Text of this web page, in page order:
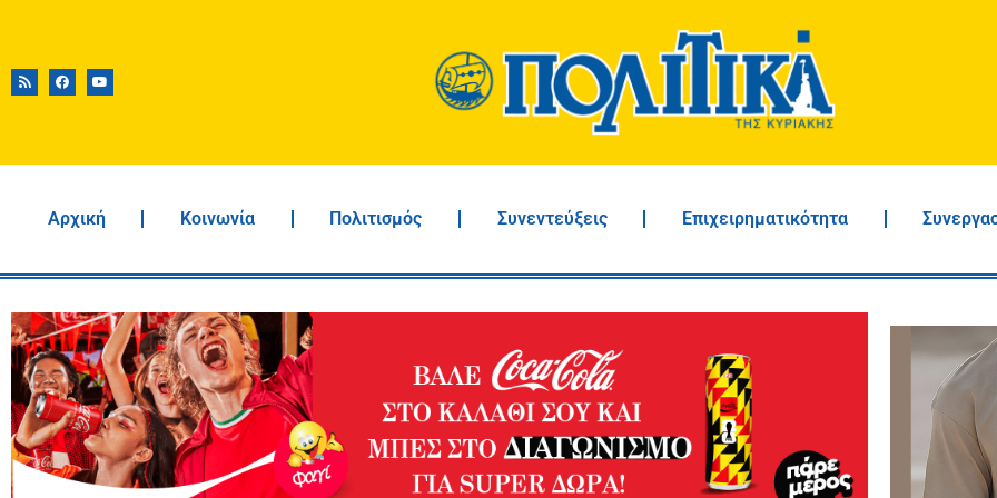
Αρχική Κοινωνία Πολιτισμός Συνεντεύξεις Επιχειρηματικότητα